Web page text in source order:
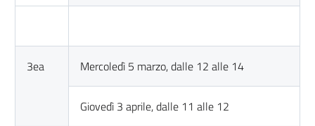
3ea Mercoledì 5 marzo, dalle 12 alle 14
Giovedì 3 aprile, dalle 11 alle 12